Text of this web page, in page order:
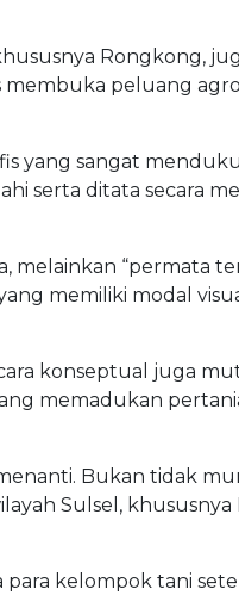
Rongkong,
membuka peluang
yang sangat
serta ditata secara
melainkan “permata
memiliki modal
konseptual juga
memadukan
Bukan tidak
Sulsel, khususnya
kelompok tani